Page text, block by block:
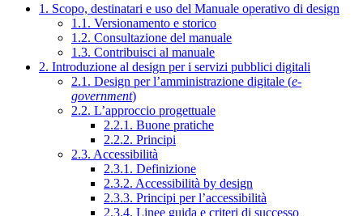
1. Scopo, destinatari e uso del Manuale operativo di design
1.1. Versionamento e storico
1.2. Consultazione del manuale
1.3. Contribuisci al manuale
2. Introduzione al design per i servizi pubblici digitali
2.1. Design per l’amministrazione digitale (e-
government)
2.2. L’approccio progettuale
2.2.1. Buone pratiche
2.2.2. Principi
2.3. Accessibilità
2.3.1. Definizione
2.3.2. Accessibilità by design
2.3.3. Principi per l’accessibilità
2.3.4. Linee guida e criteri di successo